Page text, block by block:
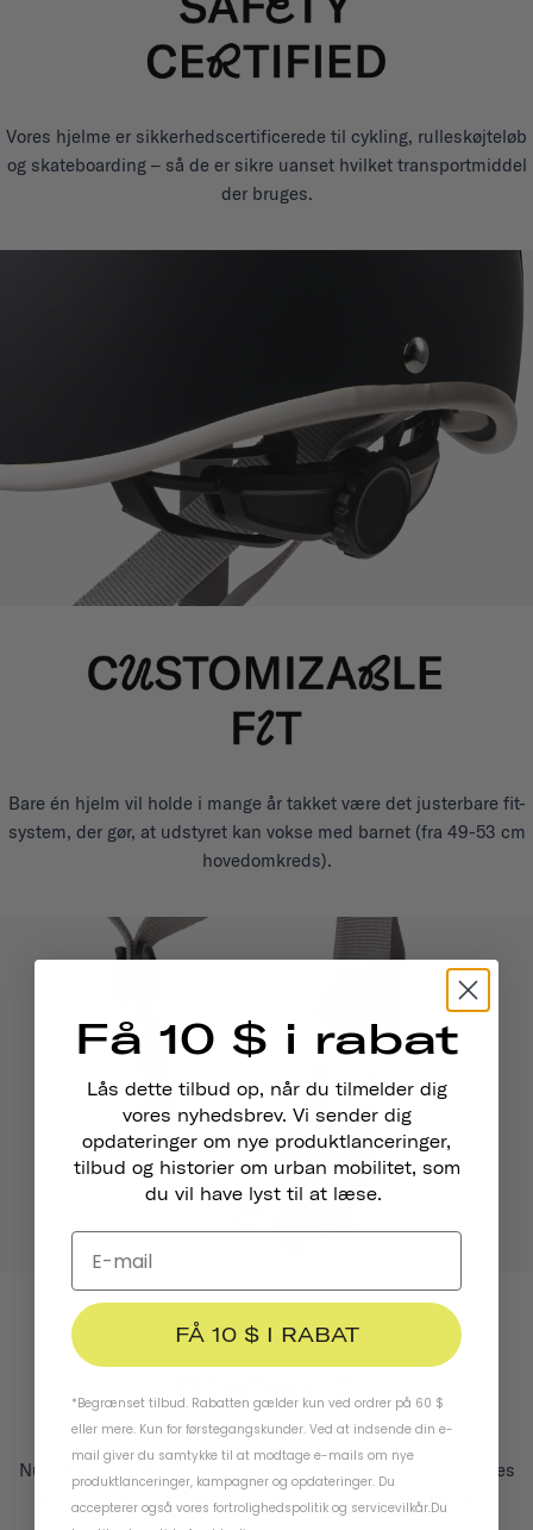
Vores hjelme er sikkerhedscertificerede til cykling, rulleskøjteløb
og skateboarding – så de er sikre uanset hvilket transportmiddel
der bruges.
Bare én hjelm vil holde i mange år takket være det justerbare fit-
system, der gør, at udstyret kan vokse med barnet (fra 49-53 cm
hovedomkreds).
Nu behøver du ikke længere græde over klemt hud med vores
brugervenlige og sikkerhedstestede magnetiske lukning.
Få 10 $ i rabat
Lås dette tilbud op, når du tilmelder dig
vores nyhedsbrev. Vi sender dig
opdateringer om nye produktlanceringer,
tilbud og historier om urban mobilitet, som
du vil have lyst til at læse.
FÅ 10 $ I RABAT
*Begrænset tilbud. Rabatten gælder kun ved ordrer på 60 $
eller mere. Kun for førstegangskunder. Ved at indsende din e-
mail giver du samtykke til at modtage e-mails om nye
produktlanceringer, kampagner og opdateringer. Du
accepterer også vores fortrolighedspolitik og servicevilkår.Du